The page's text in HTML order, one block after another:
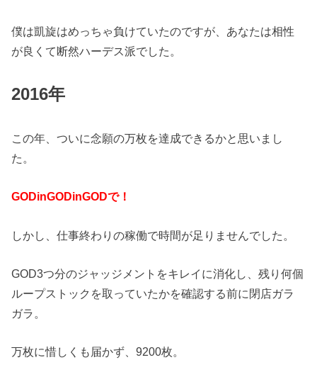
僕は凱旋はめっちゃ負けていたのですが、あなたは相性
が良くて断然ハーデス派でした。
2016年
この年、ついに念願の万枚を達成できるかと思いまし
た。
GODinGODinGODで！
しかし、仕事終わりの稼働で時間が足りませんでした。
GOD3つ分のジャッジメントをキレイに消化し、残り何個
ループストックを取っていたかを確認する前に閉店ガラ
ガラ。
万枚に惜しくも届かず、9200枚。